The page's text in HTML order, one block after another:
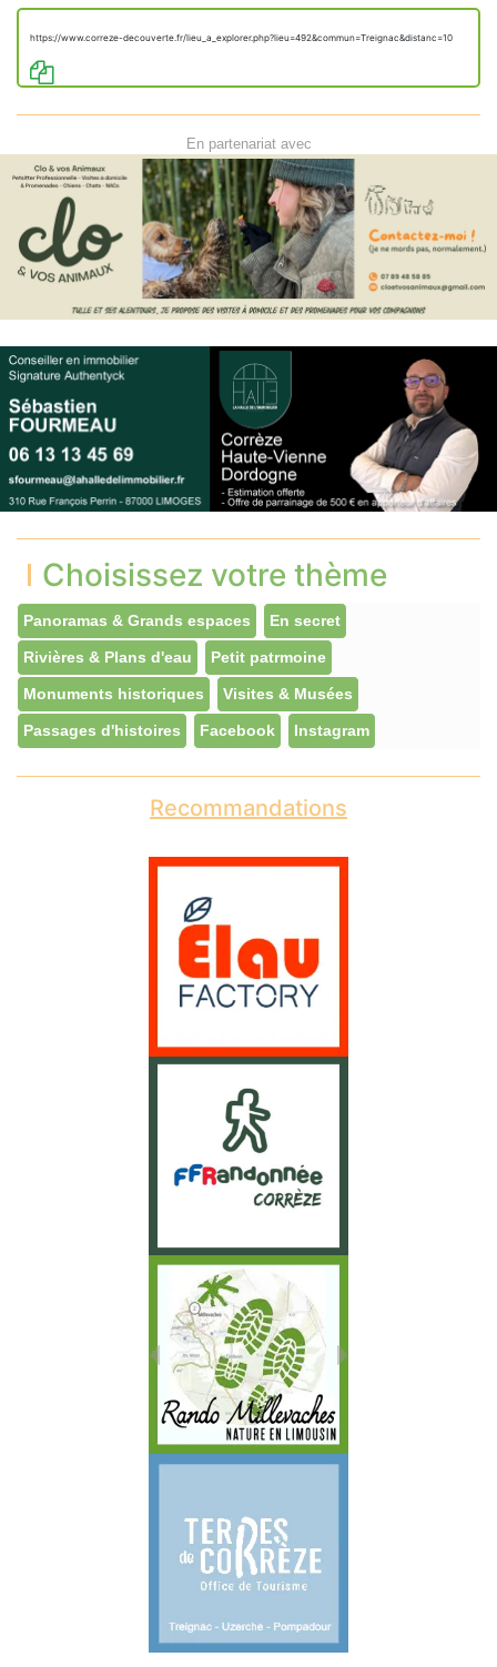
https://www.correze-decouverte.fr/lieu_a_explorer.php?lieu=492&commun=Treignac&distanc=10
En partenariat avec
Choisissez votre thème
Panoramas & Grands espaces En secret
Rivières & Plans d'eau Petit patrmoine
Monuments historiques Visites & Musées
Passages d'histoires Facebook Instagram
Recommandations